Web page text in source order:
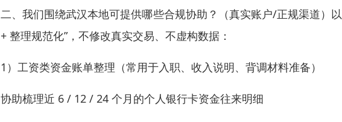
二、我们围绕武汉本地可提供哪些合规协助？（真实账户/正规渠道）
+ 整理规范化”，不修改真实交易、不虚构数据：
1）工资类资金账单整理（常用于入职、收入说明、背调材料准备）
协助梳理近 6 / 12 / 24 个月的个人银行卡资金往来明细